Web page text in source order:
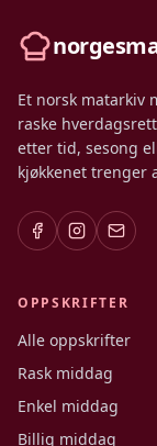
Et norsk matarkiv
raske
etter tid, sesong
kjøkkenet trenger
OPPSKRIFTER
Alle oppskrifter
Rask middag
Enkel middag
Billig middag